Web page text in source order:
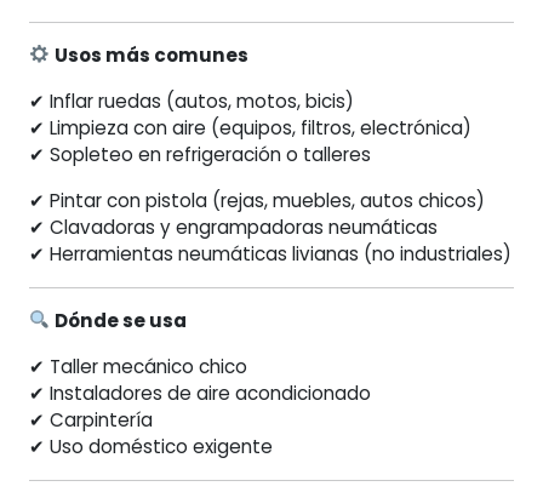
Usos más comunes
✔ Inflar ruedas (autos, motos, bicis)
✔ Limpieza con aire (equipos, filtros, electrónica)
✔ Sopleteo en refrigeración o talleres
✔ Pintar con pistola (rejas, muebles, autos chicos)
✔ Clavadoras y engrampadoras neumáticas
✔ Herramientas neumáticas livianas (no industriales)
Dónde se usa
✔ Taller mecánico chico
✔ Instaladores de aire acondicionado
✔ Carpintería
✔ Uso doméstico exigente